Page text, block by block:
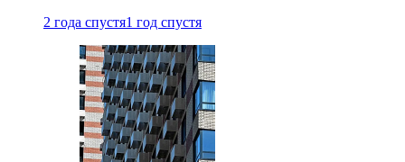
2 года спустя1 год спустя